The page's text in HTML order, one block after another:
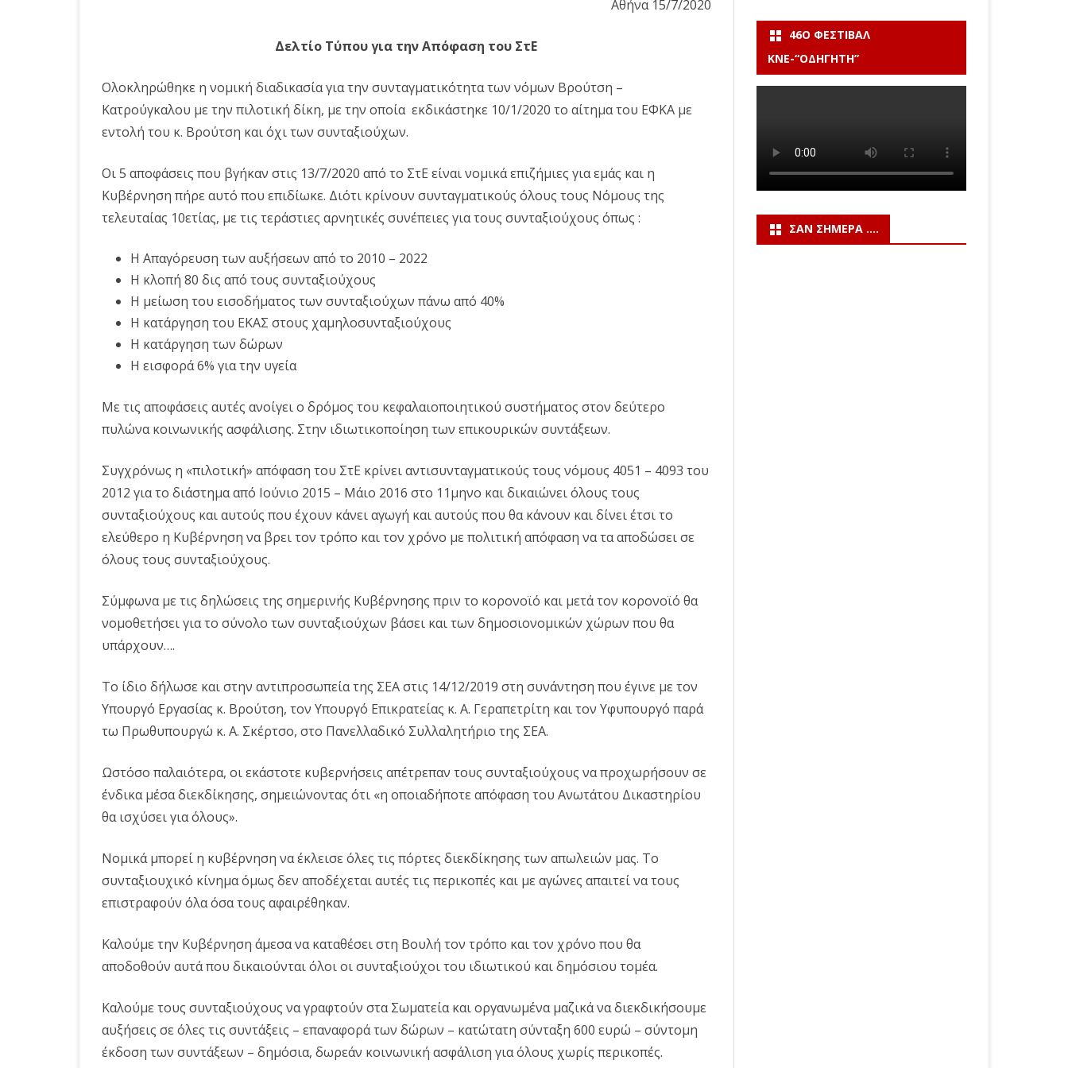
ΑΘΛΗΤΙΣΜΟΣ
ΕΥΡΩΠΑΪΚΗ ΕΝΩΣΗ
ΚΟΣΜΟΣ
ΑΝΑΔΡΟΜΕΣ ΣΤΗΝ
ΠΡΟΣΦΑΤΗ ΙΣΤΟΡΙΑ
Απόφαση
του
ΣτΕ
Αθήνα 15/7/2020
Δελτίο Τύπου για την Απόφαση του ΣτΕ
Ολοκληρώθηκε η νομική διαδικασία για την συνταγματικότητα των νόμων Βρούτση –
Κατρούγκαλου με την πιλοτική δίκη, με την οποία εκδικάστηκε 10/1/2020 το αίτημα του ΕΦΚΑ με
εντολή του κ. Βρούτση και όχι των συνταξιούχων.
Οι 5 αποφάσεις που βγήκαν στις 13/7/2020 από το ΣτΕ είναι νομικά επιζήμιες για εμάς και η
Κυβέρνηση πήρε αυτό που επιδίωκε. Διότι κρίνουν συνταγματικούς όλους τους Νόμους της
τελευταίας 10ετίας, με τις τεράστιες αρνητικές συνέπειες για τους συνταξιούχους όπως :
Η Απαγόρευση των αυξήσεων από το 2010 – 2022
Η κλοπή 80 δις από τους συνταξιούχους
Η μείωση του εισοδήματος των συνταξιούχων πάνω από 40%
Η κατάργηση του ΕΚΑΣ στους χαμηλοσυνταξιούχους
Η κατάργηση των δώρων
Η εισφορά 6% για την υγεία
Με τις αποφάσεις αυτές ανοίγει ο δρόμος του κεφαλαιοποιητικού συστήματος στον δεύτερο
πυλώνα κοινωνικής ασφάλισης. Στην ιδιωτικοποίηση των επικουρικών συντάξεων.
Συγχρόνως η «πιλοτική» απόφαση του ΣτΕ κρίνει αντισυνταγματικούς τους νόμους 4051 – 4093 του
2012 για το διάστημα από Ιούνιο 2015 – Μάιο 2016 στο 11μηνο και δικαιώνει όλους τους
συνταξιούχους και αυτούς που έχουν κάνει αγωγή και αυτούς που θα κάνουν και δίνει έτσι το
ελεύθερο η Κυβέρνηση να βρει τον τρόπο και τον χρόνο με πολιτική απόφαση να τα αποδώσει σε
όλους τους συνταξιούχους.
Σύμφωνα με τις δηλώσεις της σημερινής Κυβέρνησης πριν το κορονοϊό και μετά τον κορονοϊό θα
νομοθετήσει για το σύνολο των συνταξιούχων βάσει και των δημοσιονομικών χώρων που θα
υπάρχουν….
Το ίδιο δήλωσε και στην αντιπροσωπεία της ΣΕΑ στις 14/12/2019 στη συνάντηση που έγινε με τον
Υπουργό Εργασίας κ. Βρούτση, τον Υπουργό Επικρατείας κ. Α. Γεραπετρίτη και τον Υφυπουργό παρά
τω Πρωθυπουργώ κ. Α. Σκέρτσο, στο Πανελλαδικό Συλλαλητήριο της ΣΕΑ.
Ωστόσο παλαιότερα, οι εκάστοτε κυβερνήσεις απέτρεπαν τους συνταξιούχους να προχωρήσουν σε
ένδικα μέσα διεκδίκησης, σημειώνοντας ότι «η οποιαδήποτε απόφαση του Ανωτάτου Δικαστηρίου
θα ισχύσει για όλους».
Νομικά μπορεί η κυβέρνηση να έκλεισε όλες τις πόρτες διεκδίκησης των απωλειών μας. Το
συνταξιουχικό κίνημα όμως δεν αποδέχεται αυτές τις περικοπές και με αγώνες απαιτεί να τους
επιστραφούν όλα όσα τους αφαιρέθηκαν.
Καλούμε την Κυβέρνηση άμεσα να καταθέσει στη Βουλή τον τρόπο και τον χρόνο που θα
αποδοθούν αυτά που δικαιούνται όλοι οι συνταξιούχοι του ιδιωτικού και δημόσιου τομέα.
Καλούμε τους συνταξιούχους να γραφτούν στα Σωματεία και οργανωμένα μαζικά να διεκδικήσουμε
αυξήσεις σε όλες τις συντάξεις – επαναφορά των δώρων – κατώτατη σύνταξη 600 ευρώ – σύντομη
έκδοση των συντάξεων – δημόσια, δωρεάν κοινωνική ασφάλιση για όλους χωρίς περικοπές.
46Ο ΦΕΣΤΙΒΆΛ
ΚΝΕ-“ΟΔΗΓΗΤΗ”
ΣΑΝ ΣΉΜΕΡΑ ….